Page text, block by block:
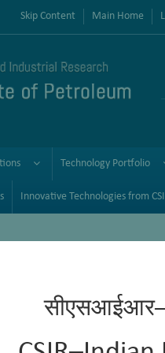
Skip Content Main Home
Technology Portfolio
Innovative Technologies from